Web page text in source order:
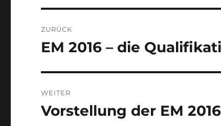
ZURÜCK
Vorheriger
EM 2016 – die
WEITER
Nächster
Vorstellung der EM